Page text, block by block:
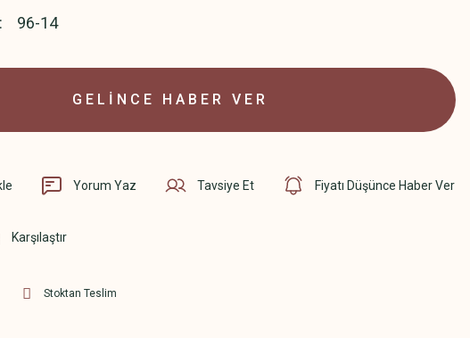
96-14
GELİNCE HABER VER
Yorum Yaz Tavsiye Et Fiyatı Düşünce Haber Ver
Karşılaştır
Stoktan Teslim